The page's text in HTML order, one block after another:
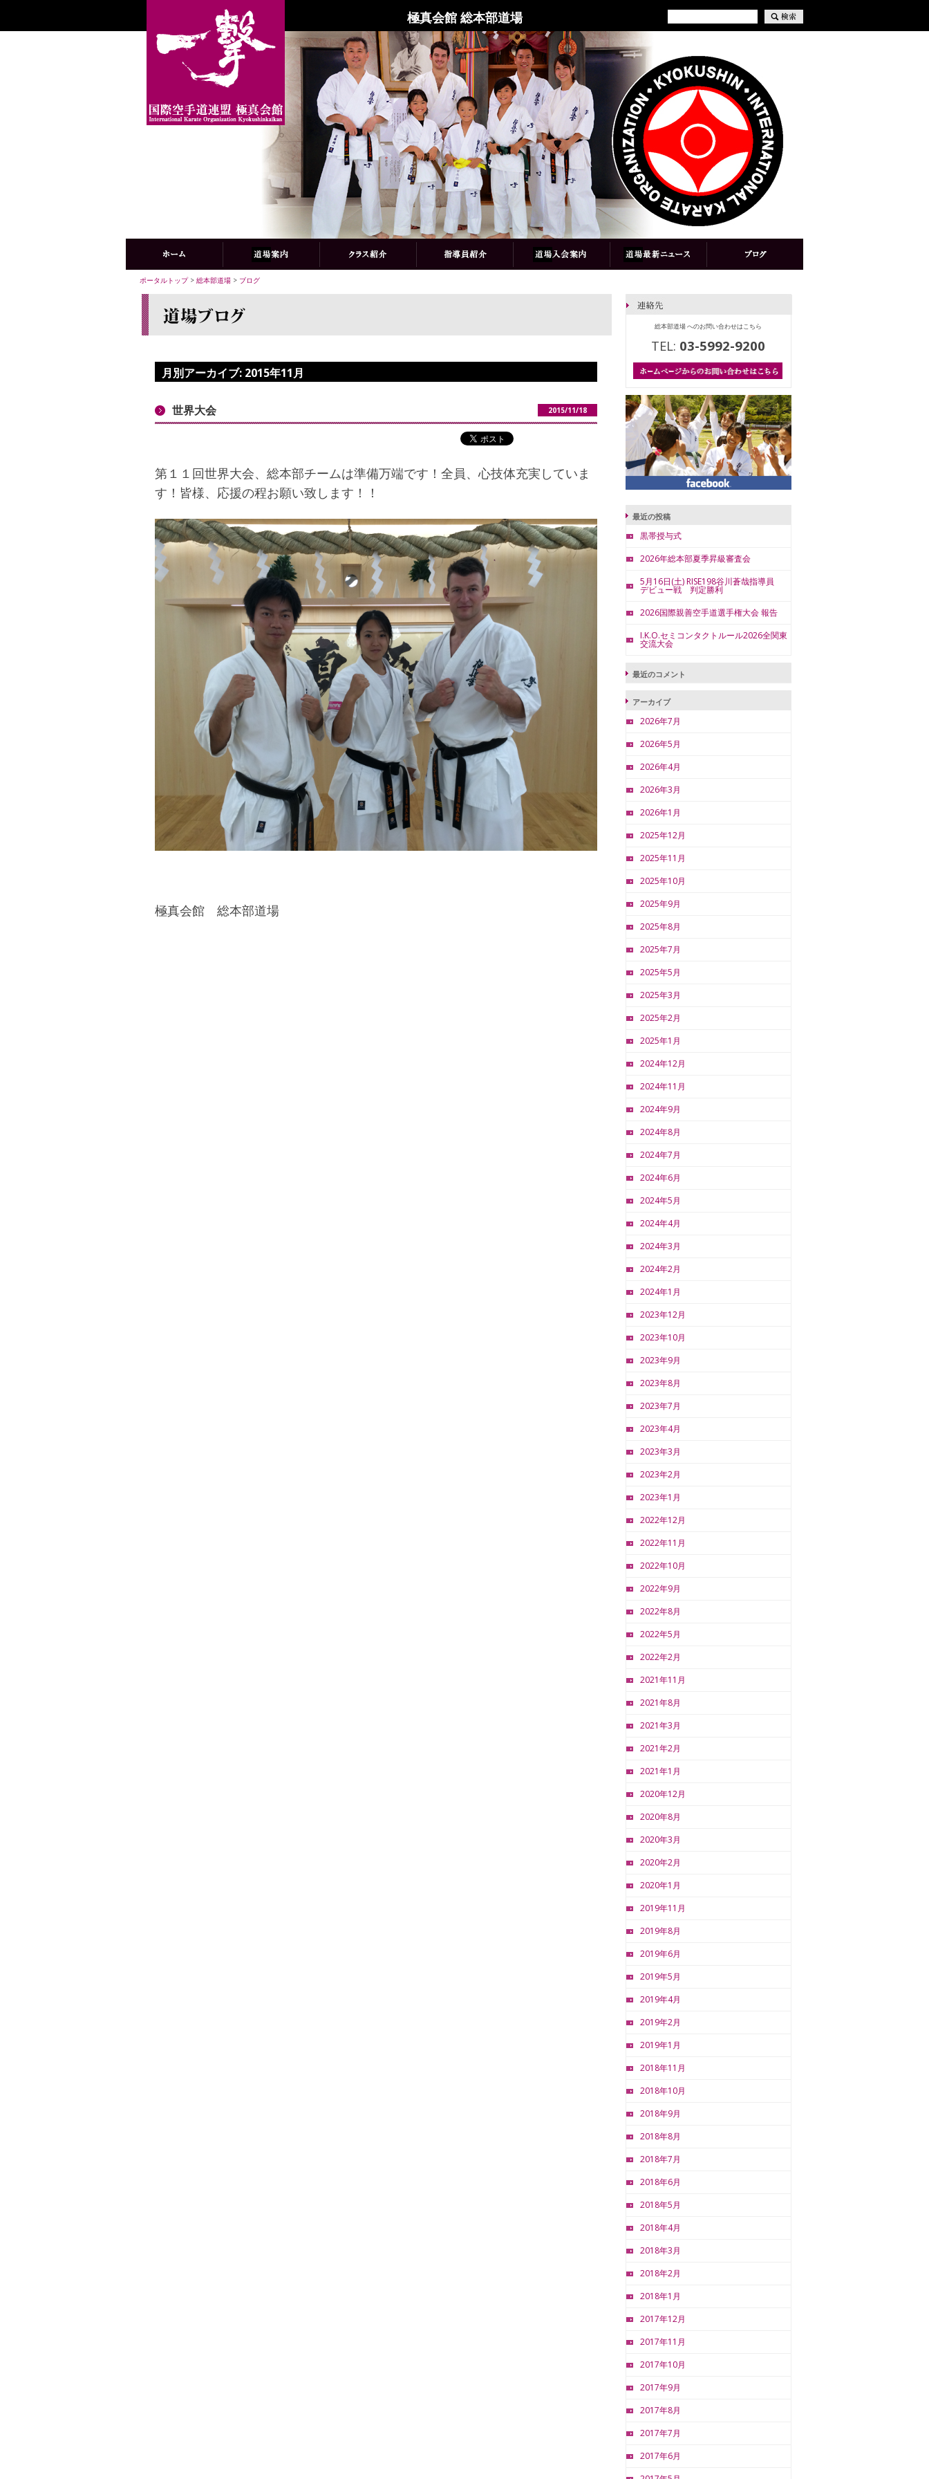
極真会館 総本部道場
ポータルトップ> 総本部道場 > ブログ
月別アーカイブ: 2015年11月
世界大会 2015/11/18
第１１回世界大会、総本部チームは準備万端です！全員、心技体充実していま
す！皆様、応援の程お願い致します！！
極真会館 総本部道場
総本部道場 へのお問い合わせはこちら
TEL: 03-5992-9200
最近の投稿
黒帯授与式
2026年総本部夏季昇級審査会
5月16日(土) RISE198谷川蒼哉指導員
デビュー戦 判定勝利
2026国際親善空手道選手権大会 報告
I.K.O.セミコンタクトルール2026全関東
交流大会
最近のコメント
アーカイブ
2026年7月
2026年5月
2026年4月
2026年3月
2026年1月
2025年12月
2025年11月
2025年10月
2025年9月
2025年8月
2025年7月
2025年5月
2025年3月
2025年2月
2025年1月
2024年12月
2024年11月
2024年9月
2024年8月
2024年7月
2024年6月
2024年5月
2024年4月
2024年3月
2024年2月
2024年1月
2023年12月
2023年10月
2023年9月
2023年8月
2023年7月
2023年4月
2023年3月
2023年2月
2023年1月
2022年12月
2022年11月
2022年10月
2022年9月
2022年8月
2022年5月
2022年2月
2021年11月
2021年8月
2021年3月
2021年2月
2021年1月
2020年12月
2020年8月
2020年3月
2020年2月
2020年1月
2019年11月
2019年8月
2019年6月
2019年5月
2019年4月
2019年2月
2019年1月
2018年11月
2018年10月
2018年9月
2018年8月
2018年7月
2018年6月
2018年5月
2018年4月
2018年3月
2018年2月
2018年1月
2017年12月
2017年11月
2017年10月
2017年9月
2017年8月
2017年7月
2017年6月